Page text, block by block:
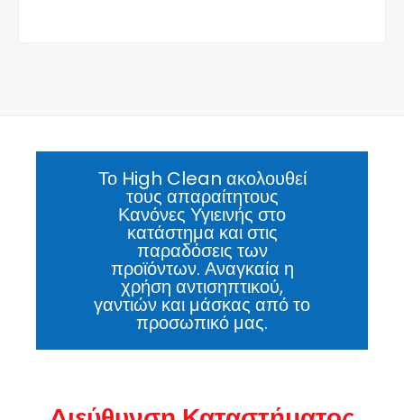
Το High Clean ακολουθεί
τους απαραίτητους
Κανόνες Υγιεινής στο
κατάστημα και στις
παραδόσεις των
προϊόντων. Αναγκαία η
χρήση αντισηπτικού,
γαντιών και μάσκας από το
προσωπικό μας.